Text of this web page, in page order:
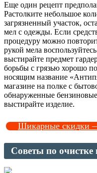
Еще один рецепт
Растолките небольшое
загрязненный участок,
мел с одежды. Если
процедуру можно
рукой мела
выстирайте предмет
борьбы с грязью хорошо
носящим название
магазине на полке с
обнаруженные бензиновые
выстирайте изделие.
Шикарные скидки
Советы по очистке